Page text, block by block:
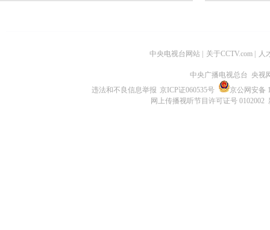
中央电视台网站 关于CCTV.com 人
中央广播电视总台 央视
违法和不良信息举报 京ICP证060535号
京公网安备
网上传播视听节目许可证号 0102002